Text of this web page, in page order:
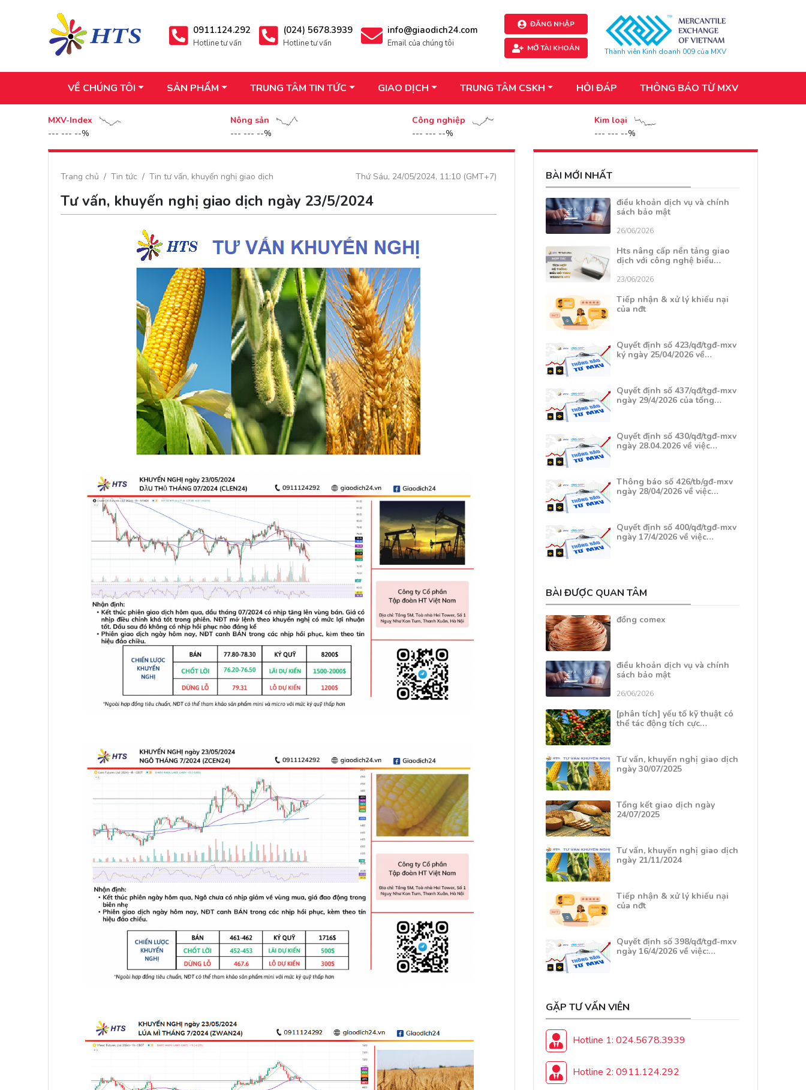
0911.124.292
Hotline tư vấn
(024) 5678.3939
Hotline tư vấn
info@giaodich24.com
Email của chúng tôi
ĐĂNG NHẬP
MỞ TÀI KHOẢN Thành viên Kinh doanh 009 của MXV
VỀ CHÚNG TÔI SẢN PHẨM TRUNG TÂM TIN TỨC GIAO DỊCH TRUNG TÂM CSKH HỎI ĐÁP THÔNG BÁO TỪ MXV
MXV-Index
--- --- --%
Nông sản
--- --- --%
Công nghiệp
--- --- --%
Kim loại
--- --- --%
Thứ Sáu, 24/05/2024, 11:10 (GMT+7)
Trang chủ Tin tức Tin tư vấn, khuyến nghị giao dịch
Tư vấn, khuyến nghị giao dịch ngày 23/5/2024
BÀI MỚI NHẤT
điều khoản dịch vụ và chính
sách bảo mật
26/06/2026
Hts nâng cấp nền tảng giao
dịch với công nghệ biểu…
23/06/2026
Tiếp nhận & xử lý khiếu nại
của nđt
Quyết định số 423/qđ/tgđ-mxv
ký ngày 25/04/2026 về…
Quyết định số 437/qđ/tgđ-mxv
ngày 29/4/2026 của tổng…
Quyết định số 430/qđ/tgđ-mxv
ngày 28.04.2026 về việc…
Thông báo số 426/tb/gđ-mxv
ngày 28/04/2026 về việc…
Quyết định số 400/qđ/tgđ-mxv
ngày 17/4/2026 về việc…
BÀI ĐƯỢC QUAN TÂM
đồng comex
điều khoản dịch vụ và chính
sách bảo mật
26/06/2026
[phân tích] yếu tố kỹ thuật có
thể tác động tích cực…
Tư vấn, khuyến nghị giao dịch
ngày 30/07/2025
Tổng kết giao dịch ngày
24/07/2025
Tư vấn, khuyến nghị giao dịch
ngày 21/11/2024
Tiếp nhận & xử lý khiếu nại
của nđt
Quyết định số 398/qđ/tgđ-mxv
ngày 16/4/2026 về việc:…
GẶP TƯ VẤN VIÊN
Hotline 1: 024.5678.3939
Hotline 2: 0911.124.292